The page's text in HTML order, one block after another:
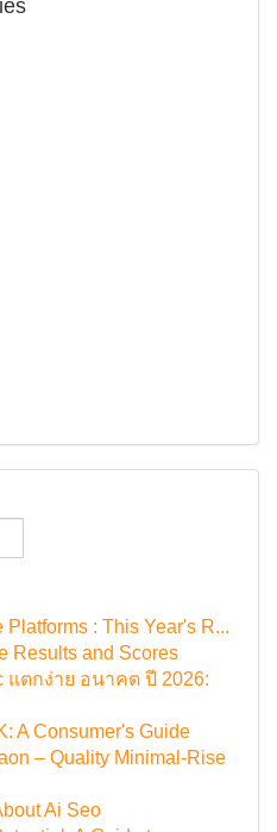
Platforms : This Year's R...
Results and Scores
แตกง่าย อนาคต ปี 2026:
A Consumer's Guide
– Quality Minimal-Rise
Ai Seo